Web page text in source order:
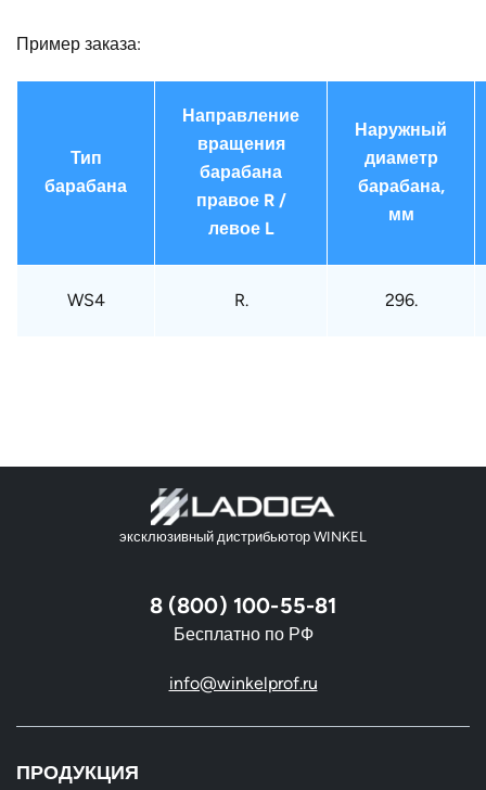
Пример заказа:
Тип
барабана
Направление
вращения
барабана
правое R /
левое L
Наружный
диаметр
барабана,
мм
WS4 R. 296.
эксклюзивный дистрибьютор WINKEL
8 (800) 100-55-81
Бесплатно по РФ
info@winkelprof.ru
ПРОДУКЦИЯ